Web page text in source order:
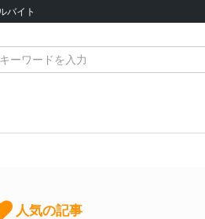
バイト
人気の記事